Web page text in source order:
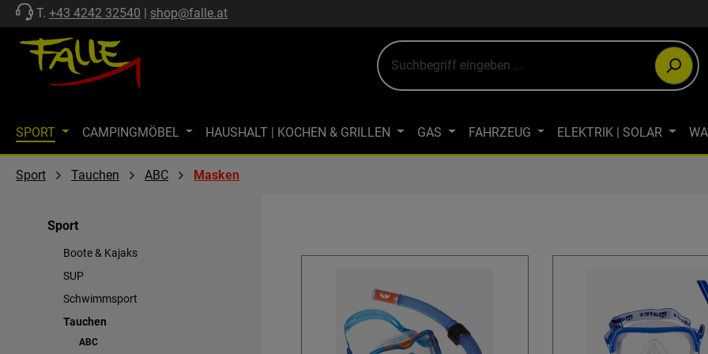
Hauptinhalt springen
Zur Suche springen
Zur Hauptnavigation springen
T. +43 4242 32540 | shop@falle.at
SPORT CAMPINGMÖBEL HAUSHALT | KOCHEN & GRILLEN GAS FAHRZEUG ELEKTRIK | SOLAR
SPÜLEN & KOMBI-EINHEITEN
Sport Tauchen ABC Masken
Sport
Boote & Kajaks
SUP
Schwimmsport
Tauchen
ABC